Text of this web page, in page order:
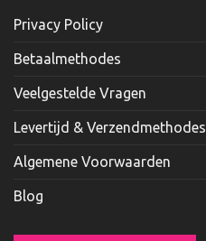
Privacy Policy
Betaalmethodes
Veelgestelde Vragen
Levertijd & Verzendmethodes
Algemene Voorwaarden
Blog